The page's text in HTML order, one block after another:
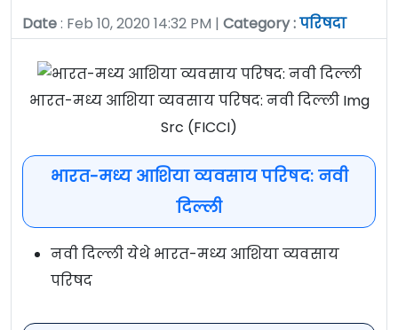
Date: Feb 10, 2020 14:32 PM | Category :परिषदा
भारत-मध्य आशिया व्यवसाय परिषद: नवी दिल्ली Img
Src (FICCI)
भारत-मध्य आशिया व्यवसाय परिषद: नवी
दिल्ली
नवी दिल्ली येथे भारत-मध्य आशिया व्यवसाय
परिषद